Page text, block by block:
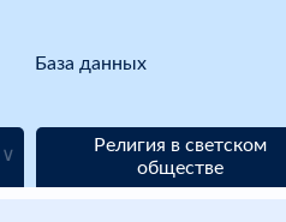
База данных
Религия в светском
обществе